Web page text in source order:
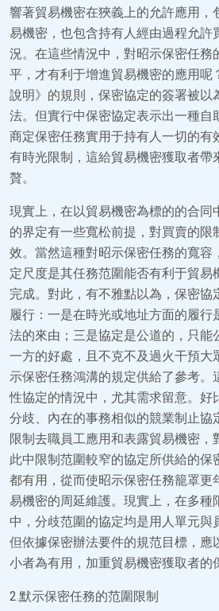
響著貿易機密在狹義上的允許應用，
易機密，也包含持有人經由過程允許
況。在這些情況中，對昭示保密任務
平，才有利于增進貿易機密的應用呢
說明》的規則，保密協定的簽署被以
法。但實行中保密協定表示出一種自
商定保密任務實用于持有人一切的有
有時光限制，這給貿易機密獲取者帶
贅。
現實上，在以貿易機密為標的的合同
的界定有一些寬松前提，對買賣的限
效。當然這種對昭示保密任務的寬容
定尺度是其任務范圍能否有利于貿易
完成。對此，有不雅點以為，保密協
履行：一是在時光或地址方面的履行
法的來由；三是協定是公道的，只能
一方的好處，且不克不及過火干預大
示保密任務鴻溝的規定供給了參考。
性協定的情況中，尤其需求留意。好
分歧、內在的事務相似的競業制止協
限制去職員工應用和表露貿易機密，
此中限制范圍較窄的協定所供給的保
都有用，從而使昭示保密任務籠罩更
易機密的周延維護。現實上，在多種
中，分歧范圍的協定均是用人單元與
但依據保密辦法要件的規范目標，應
小者為有用，加重貿易機密獲取者的
2.默示保密任務的范圍限制